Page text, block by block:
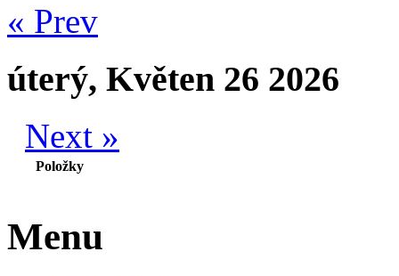
« Prev
úterý, Květen 26 2026
Next »
Položky
Menu